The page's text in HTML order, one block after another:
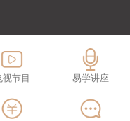
视节目 易学讲座